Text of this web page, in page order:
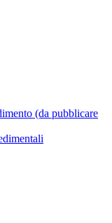
(da pubblicare